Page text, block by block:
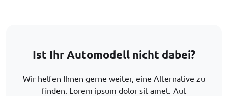
Ist Ihr Automodell nicht dabei?
Wir helfen Ihnen gerne weiter, eine Alternative zu
finden. Lorem ipsum dolor sit amet. Aut